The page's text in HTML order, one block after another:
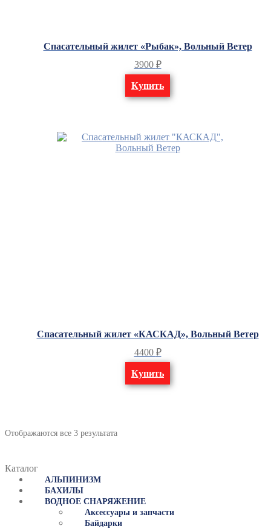
Спасательный жилет «Рыбак», Вольный Ветер
3900 ₽
Купить
Спасательный жилет «КАСКАД», Вольный Ветер
4400 ₽
Купить
Отображаются все 3 результата
Каталог
АЛЬПИНИЗМ
БАХИЛЫ
ВОДНОЕ СНАРЯЖЕНИЕ
Аксессуары и запчасти
Байдарки